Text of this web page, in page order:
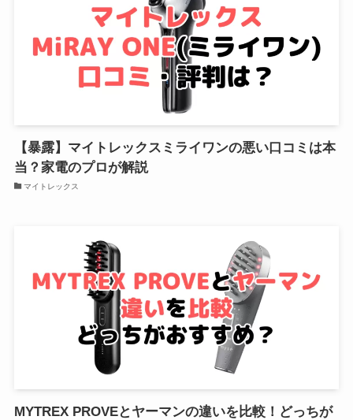
【暴露】マイトレックスミライワンの悪い口コミは本
当？家電のプロが解説
マイトレックス
MYTREX PROVEとヤーマンの違いを比較！どっちが